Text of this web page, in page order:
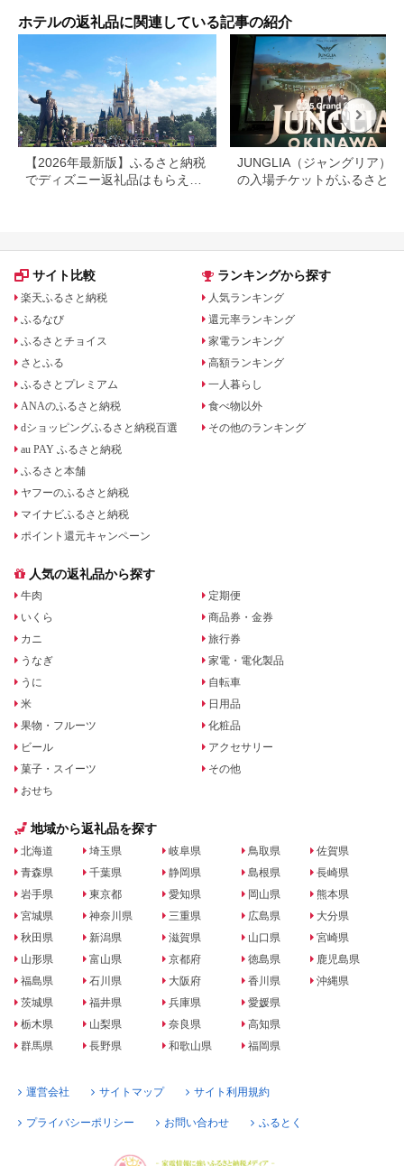
ホテルの返礼品に関連している記事の紹介
【2026年最新版】ふるさと納税
でディズニー返礼品はもらえ
JUNGLIA（ジャングリア）
の入場チケットがふるさと納
サイト比較
楽天ふるさと納税
ふるなび
ふるさとチョイス
さとふる
ふるさとプレミアム
ANAのふるさと納税
dショッピングふるさと納税百選
au PAY ふるさと納税
ふるさと本舗
ヤフーのふるさと納税
マイナビふるさと納税
ポイント還元キャンペーン
ランキングから探す
人気ランキング
還元率ランキング
家電ランキング
高額ランキング
一人暮らし
食べ物以外
その他のランキング
人気の返礼品から探す
牛肉
いくら
カニ
うなぎ
うに
米
果物・フルーツ
ビール
菓子・スイーツ
おせち
定期便
商品券・金券
旅行券
家電・電化製品
自転車
日用品
化粧品
アクセサリー
その他
地域から返礼品を探す
北海道
青森県
岩手県
宮城県
秋田県
山形県
福島県
茨城県
栃木県
群馬県
埼玉県
千葉県
東京都
神奈川県
新潟県
富山県
石川県
福井県
山梨県
長野県
岐阜県
静岡県
愛知県
三重県
滋賀県
京都府
大阪府
兵庫県
奈良県
和歌山県
鳥取県
島根県
岡山県
広島県
山口県
徳島県
香川県
愛媛県
高知県
福岡県
佐賀県
長崎県
熊本県
大分県
宮崎県
鹿児島県
沖縄県
運営会社 サイトマップ サイト利用規約
プライバシーポリシー お問い合わせ ふるとく